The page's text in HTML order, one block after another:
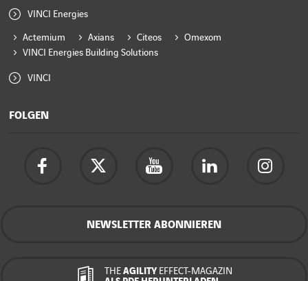
VINCI Energies
Actemium Axians Citeos
Omexom
VINCI Energies Building Solutions
VINCI
FOLGEN
NEWSLETTER ABONNIEREN
THE AGILITY EFFECT-MAGAZIN